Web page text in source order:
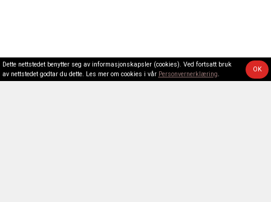
Dette nettstedet benytter seg av informasjonskapsler (cookies). Ved fortsatt bruk
av nettstedet godtar du dette. Les mer om cookies i vår Personvernerklæring
OK